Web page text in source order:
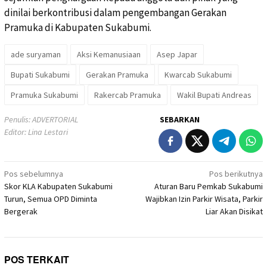
dinilai berkontribusi dalam pengembangan Gerakan
Pramuka di Kabupaten Sukabumi.
ade suryaman Aksi Kemanusiaan
Asep Japar
Bupati Sukabumi
Gerakan Pramuka
Kwarcab Sukabumi
Pramuka Sukabumi
Rakercab Pramuka Wakil Bupati Andreas
Penulis: ADVERTORIAL
Editor: Lina Lestari
SEBARKAN
Navigasi
pos
Pos sebelumnya
Skor KLA Kabupaten Sukabumi
Turun, Semua OPD Diminta
Bergerak
Pos berikutnya
Aturan Baru Pemkab Sukabumi
Wajibkan Izin Parkir Wisata, Parkir
Liar Akan Disikat
POS TERKAIT